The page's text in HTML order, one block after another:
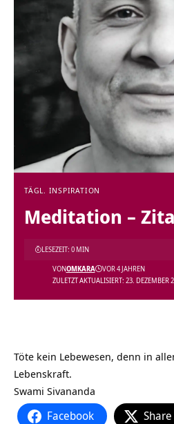
TÄGL. INSPIRATION
Meditation –
ZULETZT AKTUALISIERT: 23. DEZEMBER
VONOMKARA VOR 4 JAHREN
LESEZEIT: 0 MIN
Töte kein Lebewesen, denn in
Lebenskraft.
Swami Sivananda
Facebook